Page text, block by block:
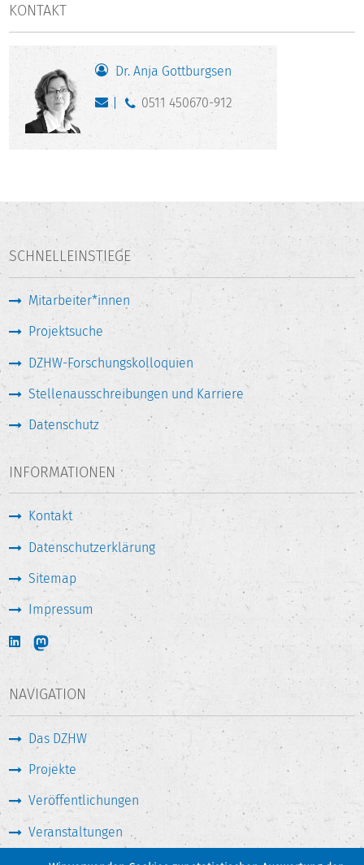
KONTAKT
Dr. Anja Gottburgsen
0511 450670-912
SCHNELLEINSTIEGE
Mitarbeiter*innen
Projektsuche
DZHW-Forschungskolloquien
Stellenausschreibungen und Karriere
Datenschutz
INFORMATIONEN
Kontakt
Datenschutzerklärung
Sitemap
Impressum
NAVIGATION
Das DZHW
Projekte
Veröffentlichungen
Veranstaltungen